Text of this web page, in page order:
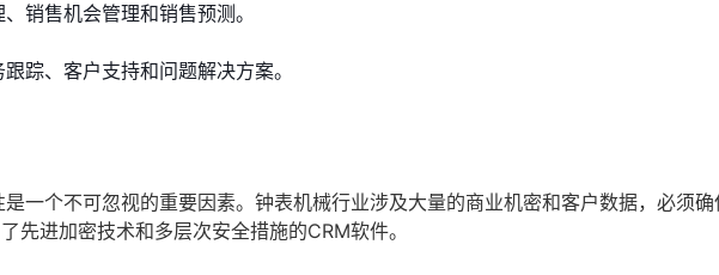
销售机会管理和销售预测。
踪、客户支持和问题解决方案。
一个不可忽视的重要因素。钟表机械行业涉及大量的商业机密和客户数据，必须
先进加密技术和多层次安全措施的CRM软件。